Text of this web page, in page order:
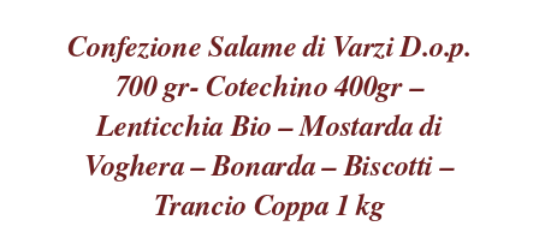
PAGINA
DEL
PRODOTTO
Confezione Salame di Varzi D.o.p.
700 gr- Cotechino 400gr –
Lenticchia Bio – Mostarda di
Voghera – Bonarda – Biscotti –
Trancio Coppa 1 kg